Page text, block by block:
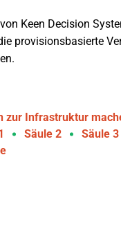
Keen Decision
provisionsbasierte
zur Infrastruktur
Säule 2 Säule 3